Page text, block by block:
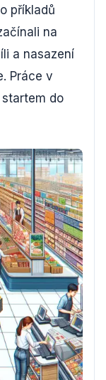
příkladů
na
a nasazení
Práce v
do